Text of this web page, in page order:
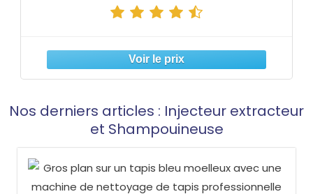
Technologie HeatWave, Nettoyeur pour
Nos derniers articles : Injecteur extracteur
et Shampouineuse